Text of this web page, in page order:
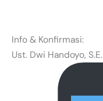
Info & Konfirmasi:
Ust. Dwi Handoyo, S.E.